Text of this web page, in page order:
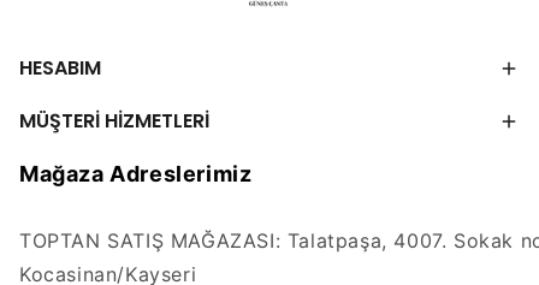
HESABIM
MÜŞTERİ HİZMETLERİ
Mağaza Adreslerimiz
TOPTAN SATIŞ MAĞAZASI: Talatpaşa, 4007. Sokak
Kocasinan/Kayseri